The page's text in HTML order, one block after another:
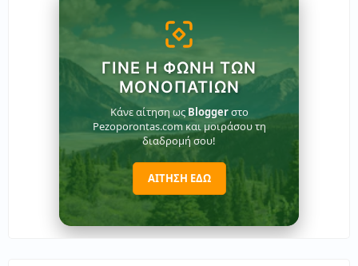
ΓΊΝΕ Η ΦΩΝΉ ΤΩΝ
ΜΟΝΟΠΑΤΙΏΝ
Κάνε αίτηση ως Bloggerστο
Pezoporontas.com και μοιράσου τη
διαδρομή σου!
ΑΙΤΗΣΗ ΕΔΩ